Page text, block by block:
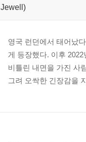
영국 런던에서 태어났
게 등장했다. 이후
비틀린 내면을 가진 사
그려 오싹한 긴장감을